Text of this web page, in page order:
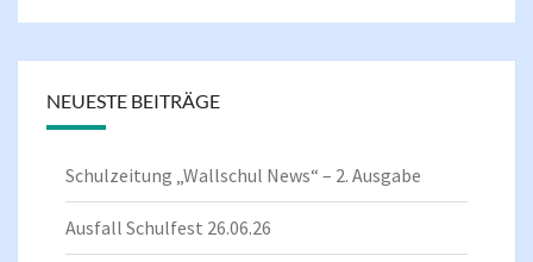
NEUESTE BEITRÄGE
Schulzeitung „Wallschul News“ – 2. Ausgabe
Ausfall Schulfest 26.06.26